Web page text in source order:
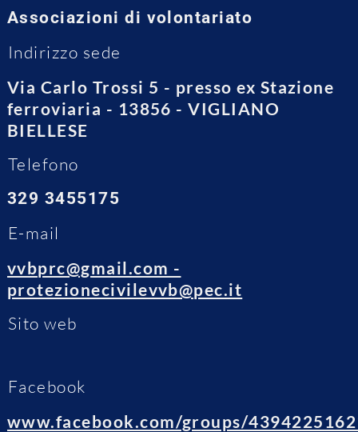
Associazioni di volontariato
Indirizzo sede
Via Carlo Trossi 5 - presso ex Stazione
ferroviaria - 13856 - VIGLIANO
BIELLESE
Telefono
329 3455175
E-mail
vvbprc@gmail.com -
protezionecivilevvb@pec.it
Sito web
Facebook
www.facebook.com/groups/